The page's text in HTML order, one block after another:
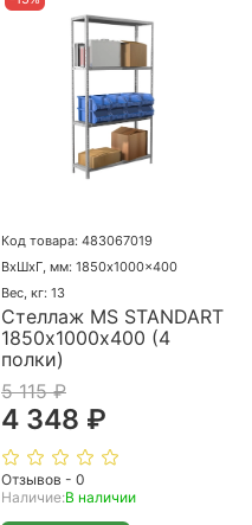
Код товара: 483067019
ВхШхГ, мм: 1850x1000x400
Вес, кг: 13
Стеллаж MS STANDART
1850х1000х400 (4
полки)
5 115 ₽
4 348 ₽
Отзывов - 0
Наличие:В наличии